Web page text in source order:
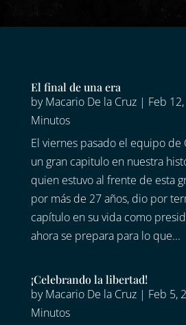
El final de una era
byMacario De la Cruz| Feb
Minutos
El viernes pasado el equipo de
un gran capitulo en nuestra
quien estuvo al frente de esta
por más de 27 años, dio por
capítulo en su vida como
ahora se prepara para lo que...
¡Celebrando la libertad!
byMacario De la Cruz| Feb 5,
Minutos